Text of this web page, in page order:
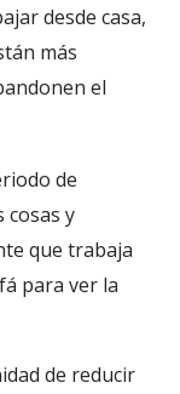
desde casa,
más
el
de
y
que trabaja
para ver la
de reducir